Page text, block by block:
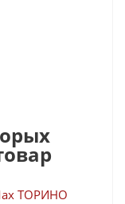
ТОРИНО